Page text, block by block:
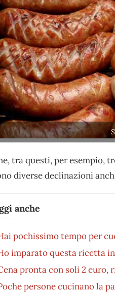
tra questi, per esempio,
diverse declinazioni
anche
pochissimo tempo per
imparato questa ricetta
pronta con soli 2
persone cucinano la